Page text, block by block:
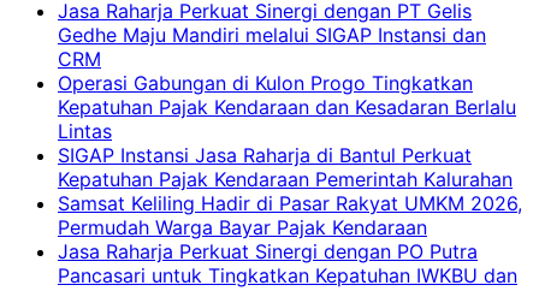
Jasa Raharja Perkuat Sinergi dengan PT Gelis
Gedhe Maju Mandiri melalui SIGAP Instansi dan
CRM
Operasi Gabungan di Kulon Progo Tingkatkan
Kepatuhan Pajak Kendaraan dan Kesadaran Berlalu
Lintas
SIGAP Instansi Jasa Raharja di Bantul Perkuat
Kepatuhan Pajak Kendaraan Pemerintah Kalurahan
Samsat Keliling Hadir di Pasar Rakyat UMKM 2026,
Permudah Warga Bayar Pajak Kendaraan
Jasa Raharja Perkuat Sinergi dengan PO Putra
Pancasari untuk Tingkatkan Kepatuhan IWKBU dan